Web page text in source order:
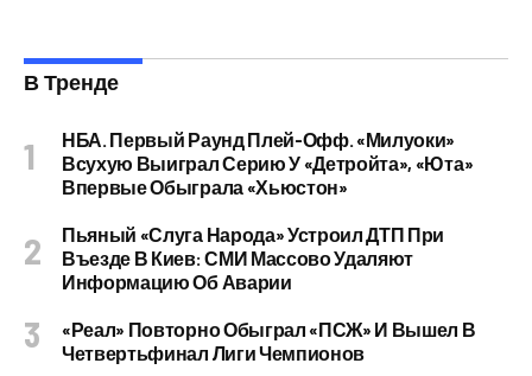
В Тренде
НБА. Первый Раунд Плей-Офф. «Милуоки»
Всухую Выиграл Серию У «Детройта», «Юта»
Впервые Обыграла «Хьюстон»
Пьяный «слуга Народа» Устроил ДТП При
Въезде В Киев: СМИ Массово Удаляют
Информацию Об Аварии
«Реал» Повторно Обыграл «ПСЖ» И Вышел В
Четвертьфинал Лиги Чемпионов